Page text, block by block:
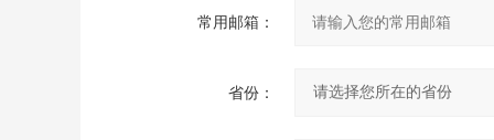
常用邮箱：
省份：